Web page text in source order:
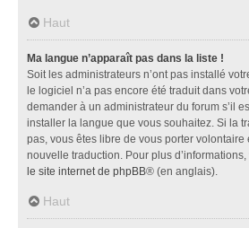
Haut
Ma langue n’apparaît pas dans la liste !
Soit les administrateurs n’ont pas installé
le logiciel n’a pas encore été traduit dans
demander à un administrateur du forum s’il
installer la langue que vous souhaitez. Si la
pas, vous êtes libre de vous porter volontaire
nouvelle traduction. Pour plus
le site internet de phpBB® (en anglais).
Haut